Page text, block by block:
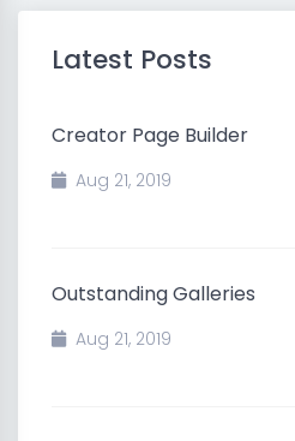
Latest Posts
Creator Page Builder
Aug 21, 2019
Outstanding Galleries
Aug 21, 2019